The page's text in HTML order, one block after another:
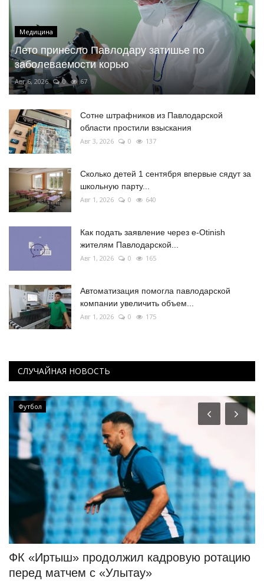
Медицина
Лето принесло Павлодару затишье по
заболеваемости корью
Авг 6, 2026 0 67
Сотне штрафников из Павлодарской
области простили взыскания
Авг 3, 2026 0 137
Сколько детей 1 сентября впервые сядут за
школьную парту...
Авг 1, 2026 0 640
Как подать заявление через e-Otinish
жителям Павлодарской...
Авг 1, 2026 0 165
Автоматизация помогла павлодарской
компании увеличить объем...
Авг 1, 2026 0 175
СЛУЧАЙНАЯ НОВОСТЬ
Футбол
ФК «Иртыш» продолжил кадровую ротацию
перед матчем с «Улытау»